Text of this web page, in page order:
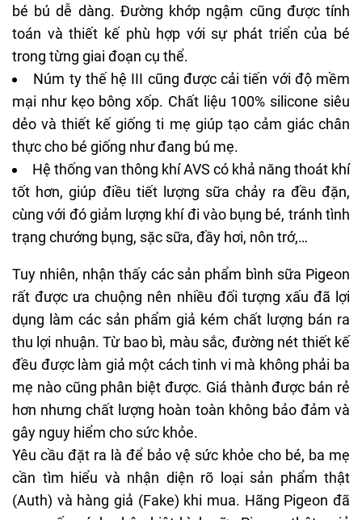
bé bú dễ dàng. Đường khớp ngậm cũng được tính
toán và thiết kế phù hợp với sự phát triển của bé
trong từng giai đoạn cụ thể.
Núm ty thế hệ III cũng được cải tiến với độ mềm
mại như kẹo bông xốp. Chất liệu 100% silicone siêu
dẻo và thiết kế giống ti mẹ giúp tạo cảm giác chân
thực cho bé giống như đang bú mẹ.
Hệ thống van thông khí AVS có khả năng thoát khí
tốt hơn, giúp điều tiết lượng sữa chảy ra đều đặn,
cùng với đó giảm lượng khí đi vào bụng bé, tránh tình
trạng chướng bụng, sặc sữa, đầy hơi, nôn trớ,…
Tuy nhiên, nhận thấy các sản phẩm bình sữa Pigeon
rất được ưa chuộng nên nhiều đối tượng xấu đã lợi
dụng làm các sản phẩm giả kém chất lượng bán ra
thu lợi nhuận. Từ bao bì, màu sắc, đường nét thiết kế
đều được làm giả một cách tinh vi mà không phải ba
mẹ nào cũng phân biệt được. Giá thành được bán rẻ
hơn nhưng chất lượng hoàn toàn không bảo đảm và
gây nguy hiểm cho sức khỏe.
Yêu cầu đặt ra là để bảo vệ sức khỏe cho bé, ba mẹ
cần tìm hiểu và nhận diện rõ loại sản phẩm thật
(Auth) và hàng giả (Fake) khi mua. Hãng Pigeon đã